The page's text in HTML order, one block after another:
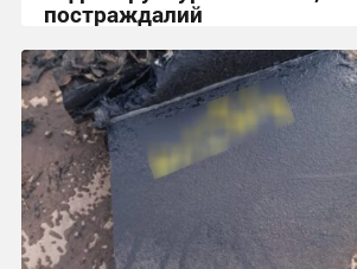
постраждалий
18:50 сьогодні